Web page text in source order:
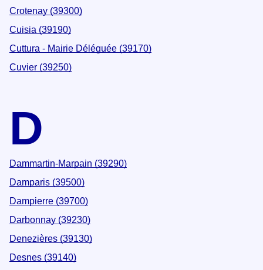
Crotenay (39300)
Cuisia (39190)
Cuttura - Mairie Déléguée (39170)
Cuvier (39250)
D
Dammartin-Marpain (39290)
Damparis (39500)
Dampierre (39700)
Darbonnay (39230)
Denezières (39130)
Desnes (39140)